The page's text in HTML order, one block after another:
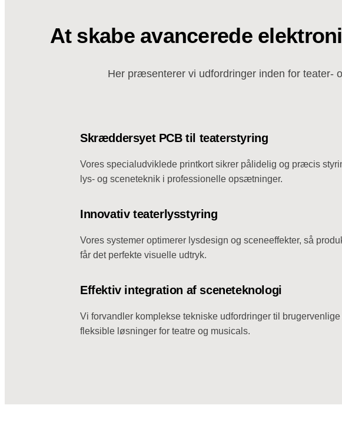
At skabe avancerede
Her præsenterer vi udfordringer inden for teater-
Skræddersyet PCB til teaterstyring
Vores specialudviklede printkort sikrer pålidelig og præcis
lys- og sceneteknik i professionelle opsætninger.
Innovativ teaterlysstyring
Vores systemer optimerer lysdesign og sceneeffekter, så
får det perfekte visuelle udtryk.
Effektiv integration af sceneteknologi
Vi forvandler komplekse tekniske udfordringer til brugervenlige
fleksible løsninger for teatre og musicals.